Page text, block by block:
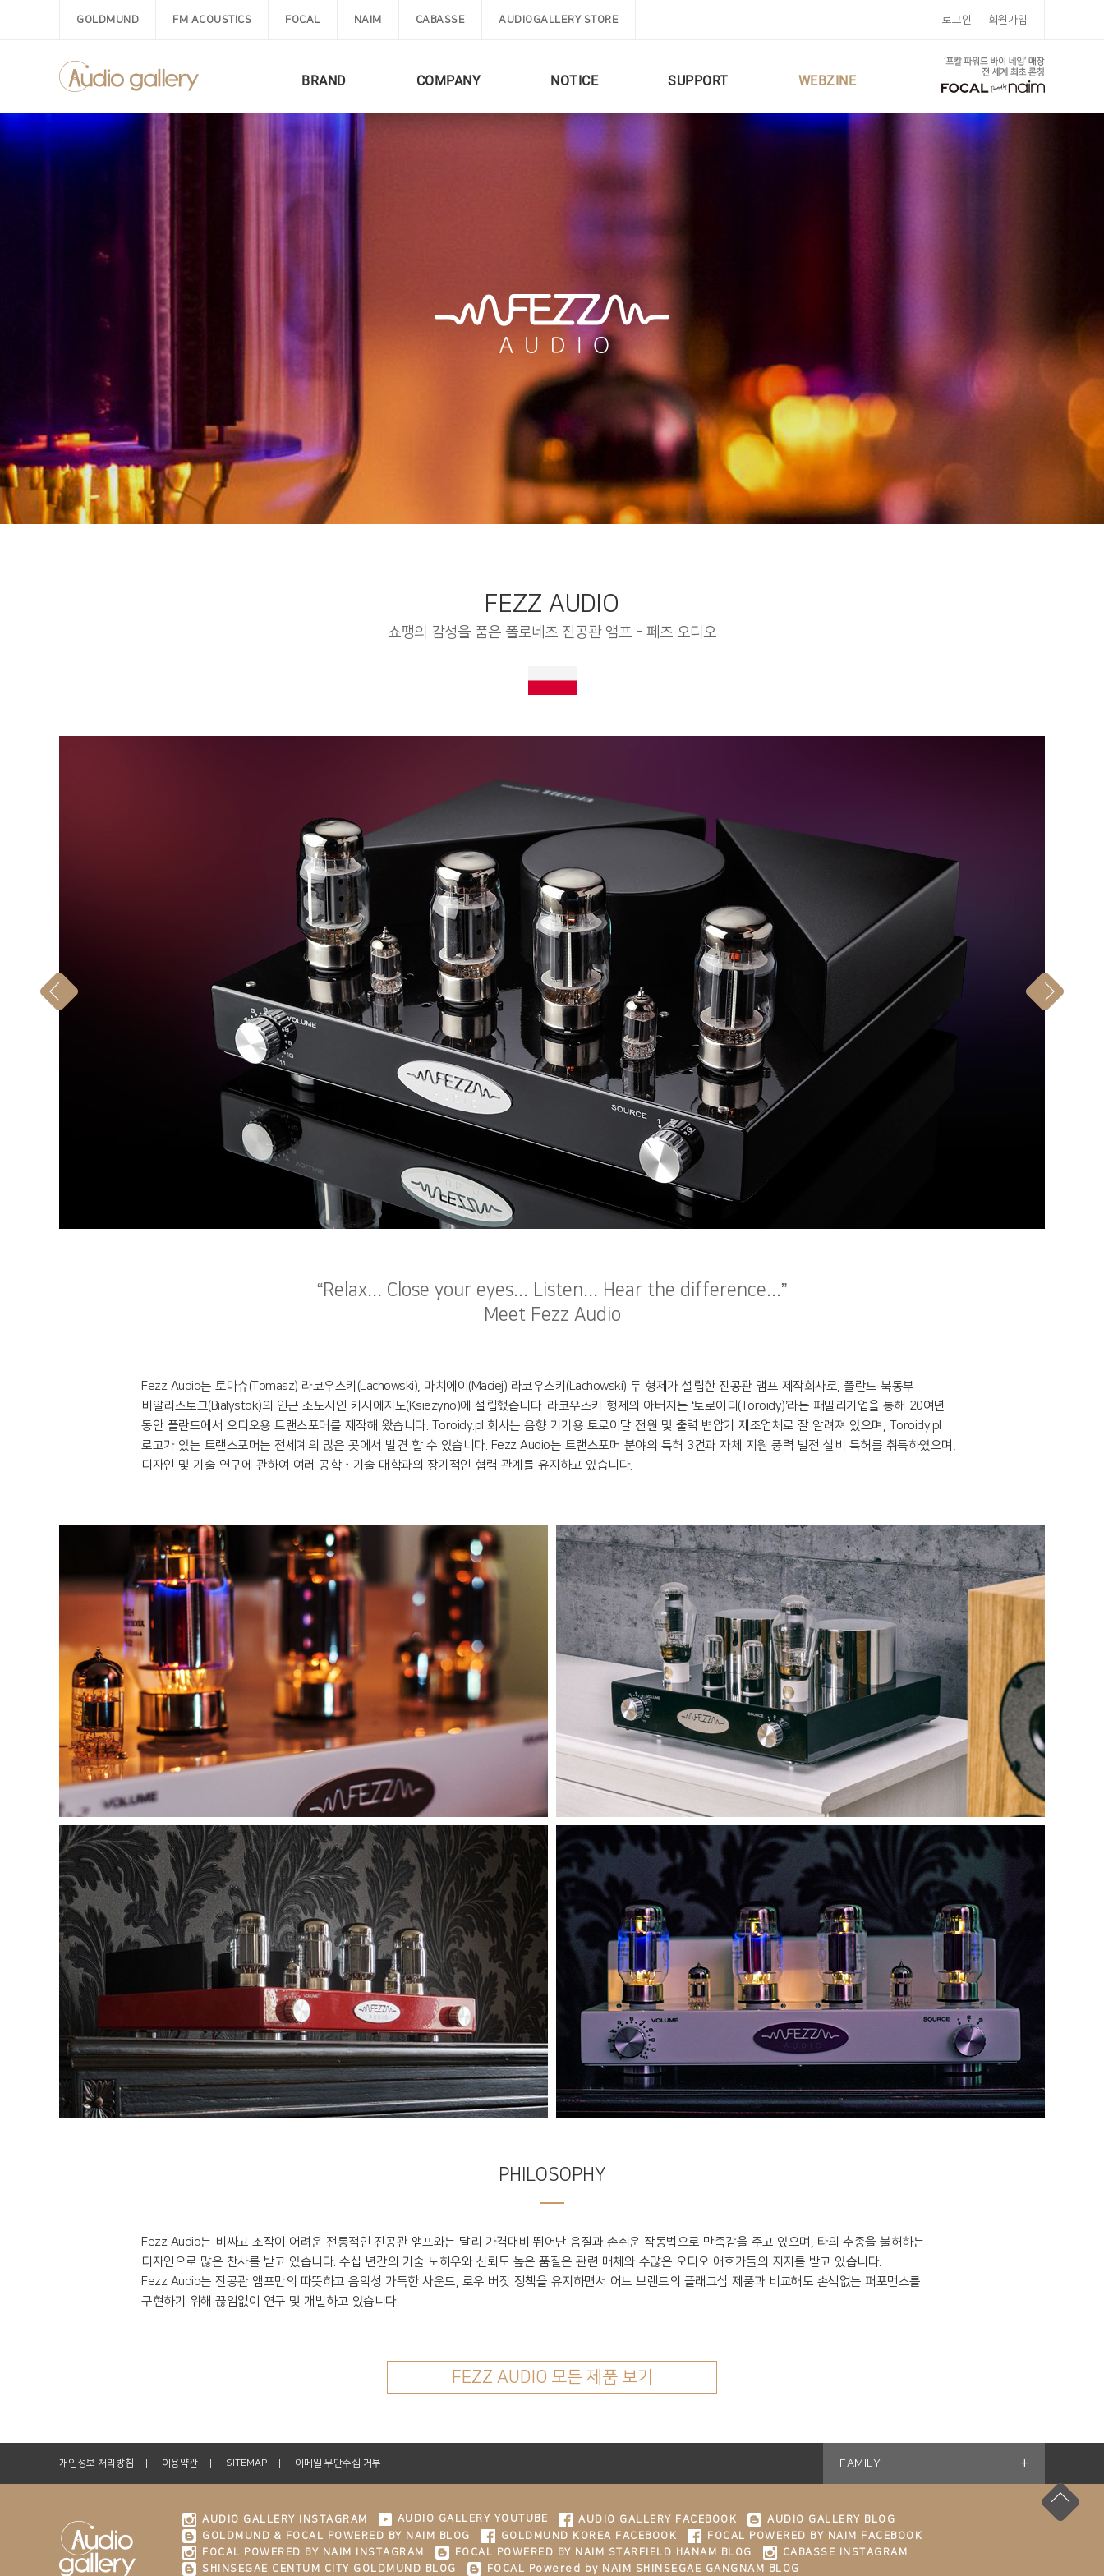
GOLDMUND FM ACOUSTICS FOCAL NAIM CABASSE AUDIOGALLERY STORE 로그인 회원가입
BRAND COMPANY NOTICE SUPPORT WEBZINE
FEZZ AUDIO
쇼팽의 감성을 품은 폴로네즈 진공관 앰프 - 페즈 오디오
“Relax... Close your eyes... Listen... Hear the difference...”
Meet Fezz Audio
Fezz Audio는 토마슈(Tomasz) 라코우스키(Lachowski), 마치에이(Maciej) 라코우스키(Lachowski) 두 형제가 설립한 진공관 앰프 제작회사로, 폴란드 북동부
비알리스토크(Bialystok)의 인근 소도시인 키시에지노(Ksiezyno)에 설립했습니다. 라코우스키 형제의 아버지는 ‘토로이디(Toroidy)’라는 패밀리기업을 통해 20여년
동안 폴란드에서 오디오용 트랜스포머를 제작해 왔습니다. Toroidy.pl 회사는 음향 기기용 토로이달 전원 및 출력 변압기 제조업체로 잘 알려져 있으며, Toroidy.pl
로고가 있는 트랜스포머는 전세계의 많은 곳에서 발견 할 수 있습니다. Fezz Audio는 트랜스포머 분야의 특허 3건과 자체 지원 풍력 발전 설비 특허를 취득하였으며,
디자인 및 기술 연구에 관하여 여러 공학・기술 대학과의 장기적인 협력 관계를 유지하고 있습니다.
PHILOSOPHY
Fezz Audio는 비싸고 조작이 어려운 전통적인 진공관 앰프와는 달리 가격대비 뛰어난 음질과 손쉬운 작동법으로 만족감을 주고 있으며, 타의 추종을 불허하는
디자인으로 많은 찬사를 받고 있습니다. 수십 년간의 기술 노하우와 신뢰도 높은 품질은 관련 매체와 수많은 오디오 애호가들의 지지를 받고 있습니다.
Fezz Audio는 진공관 앰프만의 따뜻하고 음악성 가득한 사운드, 로우 버짓 정책을 유지하면서 어느 브랜드의 플래그십 제품과 비교해도 손색없는 퍼포먼스를
구현하기 위해 끊임없이 연구 및 개발하고 있습니다.
FEZZ AUDIO 모든 제품 보기
개인정보 처리방침 이용약관 SITEMAP 이메일 무단수집 거부 FAMILY +
AUDIO GALLERY INSTAGRAM AUDIO GALLERY YOUTUBE AUDIO GALLERY FACEBOOK
AUDIO GALLERY BLOG
GOLDMUND & FOCAL POWERED BY NAIM BLOG
GOLDMUND KOREA FACEBOOK
FOCAL POWERED BY NAIM FACEBOOK
FOCAL POWERED BY NAIM INSTAGRAM
FOCAL POWERED BY NAIM STARFIELD HANAM BLOG
CABASSE INSTAGRAM
SHINSEGAE CENTUM CITY GOLDMUND BLOG
FOCAL Powered by NAIM SHINSEGAE GANGNAM BLOG